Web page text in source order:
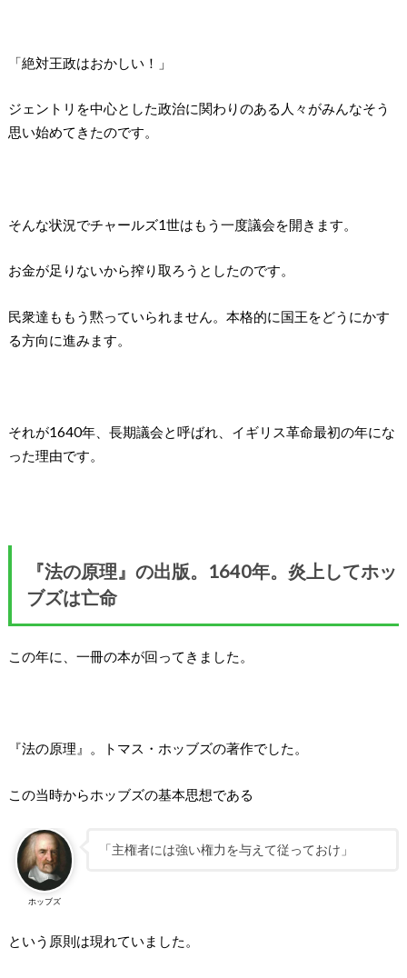
「絶対王政はおかしい！」
ジェントリを中心とした政治に関わりのある人々がみんなそう
思い始めてきたのです。
そんな状況でチャールズ1世はもう一度議会を開きます。
お金が足りないから搾り取ろうとしたのです。
民衆達ももう黙っていられません。本格的に国王をどうにかす
る方向に進みます。
それが1640年、長期議会と呼ばれ、イギリス革命最初の年にな
った理由です。
『法の原理』の出版。1640年。炎上してホッ
ブズは亡命
この年に、一冊の本が回ってきました。
『法の原理』。トマス・ホッブズの著作でした。
この当時からホッブズの基本思想である
ホッブズ
「主権者には強い権力を与えて従っておけ」
という原則は現れていました。